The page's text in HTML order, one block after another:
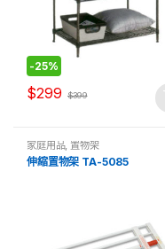
-25%
$299 $399
家庭用品, 置物架
伸縮置物架 TA-5085